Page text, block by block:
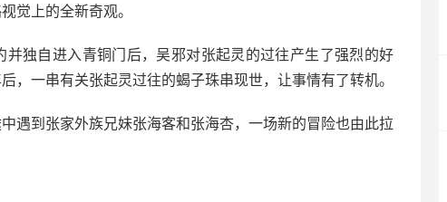
觉上的全新奇观。
独自进入青铜门后，吴邪对张起灵的过往产生了强烈的好
，一串有关张起灵过往的蝎子珠串现世，让事情有了转机。
遇到张家外族兄妹张海客和张海杏，一场新的冒险也由此拉